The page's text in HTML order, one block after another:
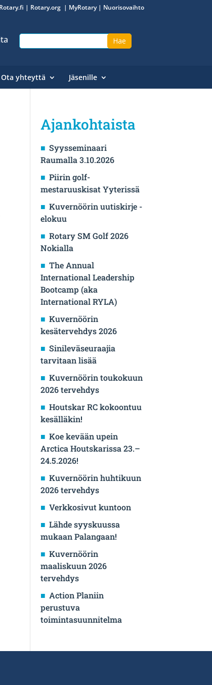
Rotary.fi | Rotary.org | MyRotary| Nuorisovaihto
Ota yhteyttä Jäsenille
Ajankohtaista
Syysseminaari
Raumalla 3.10.2026
Piirin golf-
mestaruuskisat Yyterissä
Kuvernöörin uutiskirje -
elokuu
Rotary SM Golf 2026
Nokialla
The Annual
International Leadership
Bootcamp (aka
International RYLA)
Kuvernöörin
kesätervehdys 2026
Sinileväseuraajia
tarvitaan lisää
Kuvernöörin toukokuun
2026 tervehdys
Houtskar RC kokoontuu
kesälläkin!
Koe kevään upein
Arctica Houtskarissa 23.–
24.5.2026!
Kuvernöörin huhtikuun
2026 tervehdys
Verkkosivut kuntoon
Lähde syyskuussa
mukaan Palangaan!
Kuvernöörin
maaliskuun 2026
tervehdys
Action Planiin
perustuva
toimintasuunnitelma